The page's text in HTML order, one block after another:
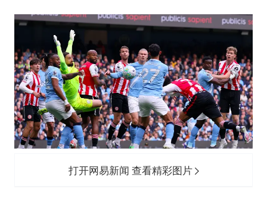
打开网易新闻 查看精彩图片